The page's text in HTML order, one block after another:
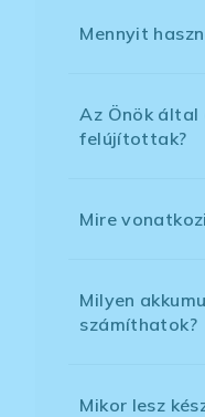
Mennyit
Az Önök
felújítottak?
Mire
Milyen
számíthatok?
Mikor lesz